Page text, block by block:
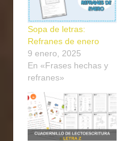
Sopa de letras:
Refranes de enero
9 enero, 2025
En «Frases hechas y
refranes»